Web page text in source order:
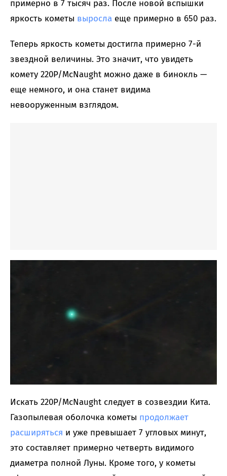
примерно в 7 тысяч раз. После новой вспышки
яркость кометы выросла еще примерно в 650 раз.
Теперь яркость кометы достигла примерно 7-й
звездной величины. Это значит, что увидеть
комету 220P/McNaught можно даже в бинокль —
еще немного, и она станет видима
невооруженным взглядом.
Искать 220P/McNaught следует в созвездии Кита.
Газопылевая оболочка кометы продолжает
расширяться и уже превышает 7 угловых минут,
это составляет примерно четверть видимого
диаметра полной Луны. Кроме того, у кометы